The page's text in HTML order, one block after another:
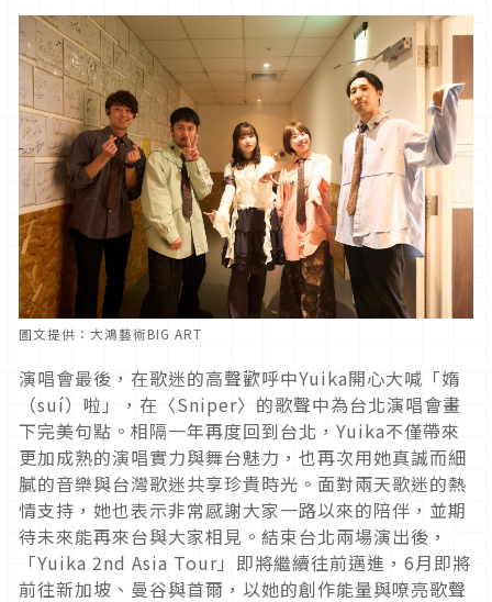
圖文提供：大鴻藝術BIG ART
演唱會最後，在歌迷的高聲歡呼中Yuika開心大喊「媠
（suí）啦」，在〈Sniper〉的歌聲中為台北演唱會畫
下完美句點。相隔一年再度回到台北，Yuika不僅帶來
更加成熟的演唱實力與舞台魅力，也再次用她真誠而細
膩的音樂與台灣歌迷共享珍貴時光。面對兩天歌迷的熱
情支持，她也表示非常感謝大家一路以來的陪伴，並期
待未來能再來台與大家相見。結束台北兩場演出後，
「Yuika 2nd Asia Tour」即將繼續往前邁進，6月即將
前往新加坡、曼谷與首爾，以她的創作能量與嘹亮歌聲